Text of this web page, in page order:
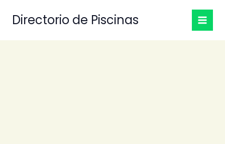
Directorio de Piscinas